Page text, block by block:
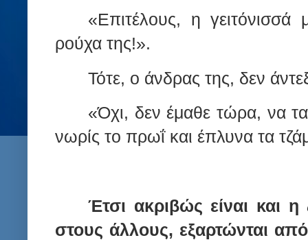
«Επιτέλους, η
ρούχα της!».
Τότε, ο άνδρας της, δεν
«Όχι, δεν έμαθε τώρα, να
νωρίς το πρωΐ και έπλυνα τα
Έτσι ακριβώς είναι και
στους άλλους, εξαρτώνται